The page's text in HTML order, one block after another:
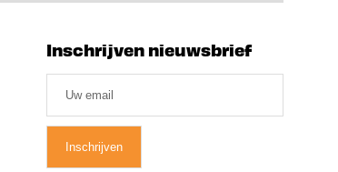
Inschrijven nieuwsbrief